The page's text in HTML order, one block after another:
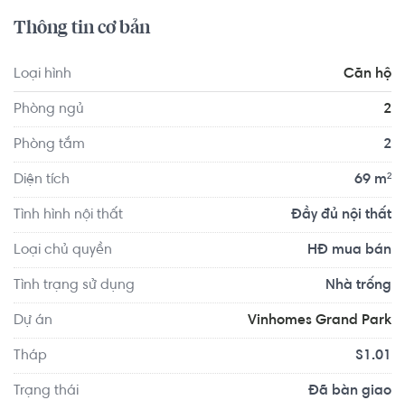
Minh.
Căn hộ có vị trí cách Trường Mầm non Cỏ Ba Lá - Clover
Montessori Quận 2 khoảng 7.5km, cách Trường Mầm non
Yoga Center Quận 2 khoảng 9.0km, Advance Fitness &
Gym - Imperia khoảng 9.9km. Tọa lạc tại vị trí thuận tiện di
Thông tin cơ bản
Loại hình Căn hộ
Phòng ngủ 2
Phòng tắm 2
Diện tích 69 m²
Tình hình nội thất Đầy đủ nội thất
Loại chủ quyền HĐ mua bán
Tình trạng sử dụng Nhà trống
Dự án Vinhomes Grand Park
Tháp S1.01
Trạng thái Đã bàn giao